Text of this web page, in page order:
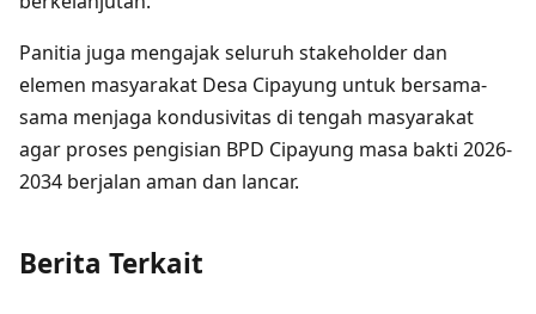
Panitia juga mengajak seluruh stakeholder dan
elemen masyarakat Desa Cipayung untuk bersama-
sama menjaga kondusivitas di tengah masyarakat
agar proses pengisian BPD Cipayung masa bakti 2026-
2034 berjalan aman dan lancar.
Berita Terkait